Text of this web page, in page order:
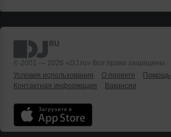
© 2001 — 2026 «DJ.ru» Все права защищены.
Условия использования
О проекте Помощь
Контактная информация
Вакансии